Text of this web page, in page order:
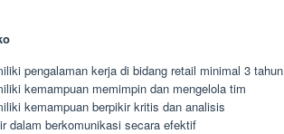
pengalaman kerja di bidang retail minimal 3 tahun
kemampuan memimpin dan mengelola tim
kemampuan berpikir kritis dan analisis
dalam berkomunikasi secara efektif